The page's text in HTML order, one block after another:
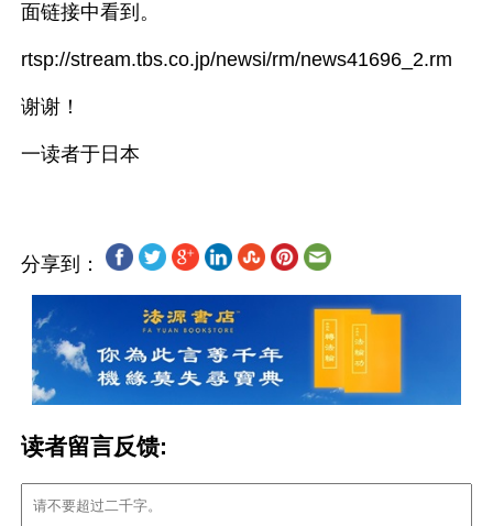
面链接中看到。
rtsp://stream.tbs.co.jp/newsi/rm/news41696_2.rm
谢谢！
分享到：
读者留言反馈: